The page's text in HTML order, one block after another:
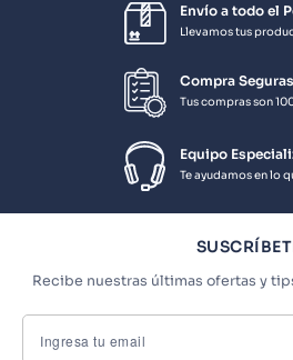
Envío a todo el
Llevamos tus
Compra Seguras
Tus compras son
Equipo
Te ayudamos en lo
Recibe nuestras últimas ofertas y